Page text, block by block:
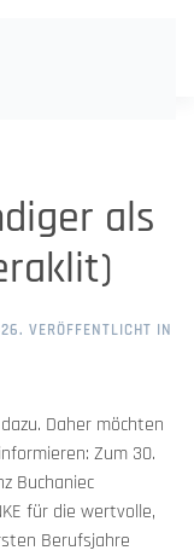
als
. VERÖFFENTLICHT IN
Daher möchten
Zum 30.
Buchaniec
für die wertvolle,
Berufsjahre